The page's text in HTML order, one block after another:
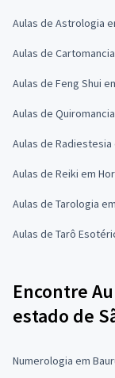
Aulas de Astrologia
Aulas de
Aulas de Feng Shui
Aulas de
Aulas de
Aulas de Reiki em
Aulas de Tarologia
Aulas de Tarô
Encontre
estado de
Numerologia em